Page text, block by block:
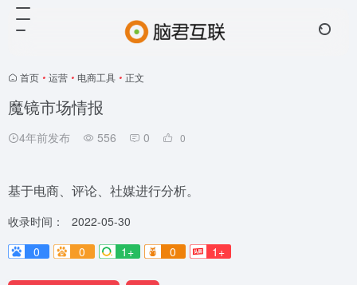
首页 • 运营 • 电商工具 • 正文
魔镜市场情报
4年前发布 556 0 0
基于电商、评论、社媒进行分析。
收录时间：
2022-05-30
0
0 1+ 0 1+